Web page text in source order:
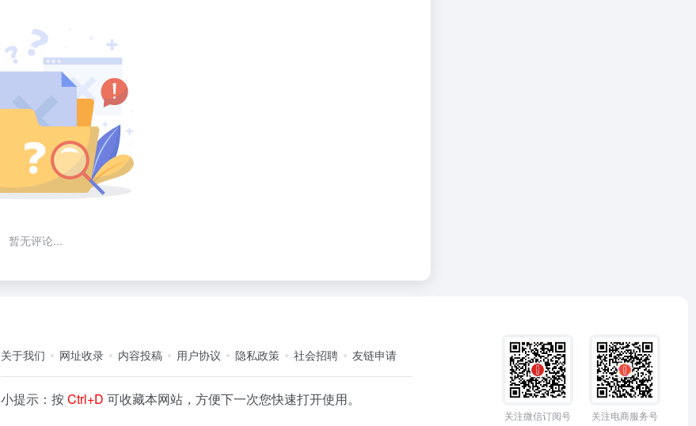
暂无评论...
关于我们 网址收录 内容投稿 用户协议 隐私政策 社会招聘 友链申请
小提示：按Ctrl+D可收藏本网站，方便下一次您快速打开使用。
关注微信订阅号 关注电商服务号